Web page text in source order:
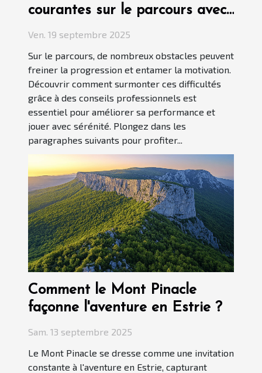
courantes sur le parcours avec
Ven. 19 septembre 2025
Sur le parcours, de nombreux obstacles peuvent
freiner la progression et entamer la motivation.
Découvrir comment surmonter ces difficultés
grâce à des conseils professionnels est
essentiel pour améliorer sa performance et
jouer avec sérénité. Plongez dans les
paragraphes suivants pour profiter...
Comment le Mont Pinacle
façonne l'aventure en Estrie ?
Sam. 13 septembre 2025
Le Mont Pinacle se dresse comme une invitation
constante à l'aventure en Estrie, capturant